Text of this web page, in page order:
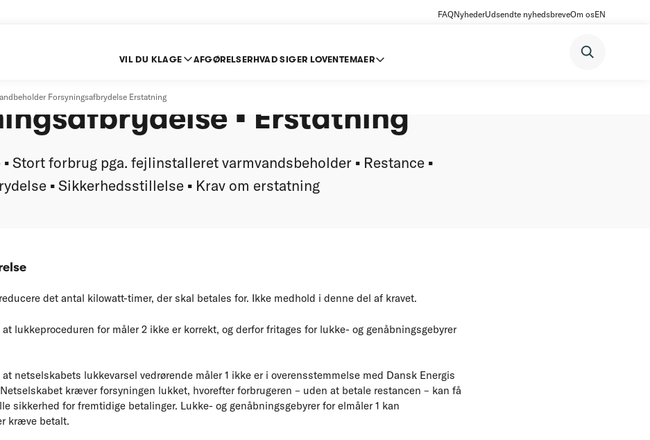
FAQNyhederUdsendte nyhedsbreveOm osEN
VIL DU KLAGE AFGØRELSERHVAD SIGER LOVENTEMAER
Forsyningsafbrydelse Erstatning
▪ Erstatning
▪ Stort forbrug pga. fejlinstalleret varmvandsbeholder ▪ Restance ▪
▪ Sikkerhedsstillelse ▪ Krav om erstatning
det antal kilowatt-timer, der skal betales for. Ikke medhold i denne del af kravet.
lukkeproceduren for måler 2 ikke er korrekt, og derfor fritages for lukke- og genåbningsgebyrer
netselskabets lukkevarsel vedrørende måler 1 ikke er i overensstemmelse med Dansk Energis
kræver forsyningen lukket, hvorefter forbrugeren – uden at betale restancen – kan få
sikkerhed for fremtidige betalinger. Lukke- og genåbningsgebyrer for elmåler 1 kan
kræve betalt.